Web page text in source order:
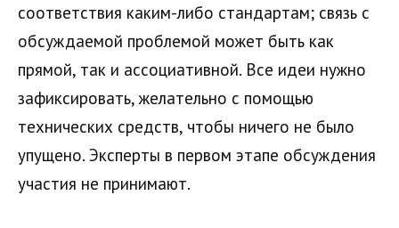
соответствия каким-либо стандартам; связь с
обсуждаемой проблемой может быть как
прямой, так и ассоциативной. Все идеи нужно
зафиксировать, желательно с помощью
технических средств, чтобы ничего не было
упущено. Эксперты в первом этапе обсуждения
участия не принимают.